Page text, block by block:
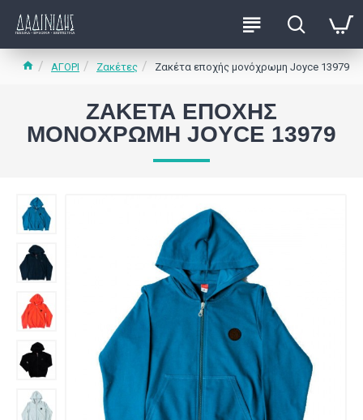
ΑΓΟΡΙ Ζακέτες Ζακέτα εποχής μονόχρωμη Joyce 13979
ΖΑΚΈΤΑ ΕΠΟΧΉΣ
ΜΟΝΌΧΡΩΜΗ JOYCE 13979